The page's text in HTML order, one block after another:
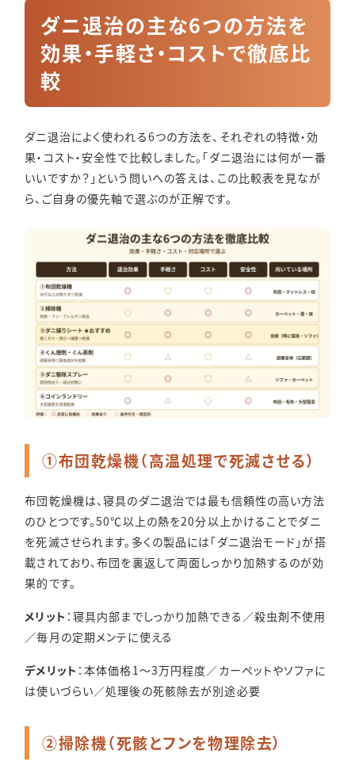
ダニ退治の主な6つの方法を
効果・手軽さ・コストで徹底比
較
ダニ退治によく使われる6つの方法を、それぞれの特徴・効
果・コスト・安全性で比較しました。「ダニ退治には何が一番
いいですか？」という問いへの答えは、この比較表を見なが
ら、ご自身の優先軸で選ぶのが正解です。
①布団乾燥機（高温処理で死滅させる）
布団乾燥機は、寝具のダニ退治では最も信頼性の高い方法
のひとつです。50℃以上の熱を20分以上かけることでダニ
を死滅させられます。多くの製品には「ダニ退治モード」が搭
載されており、布団を裏返して両面しっかり加熱するのが効
果的です。
メリット ：寝具内部までしっかり加熱できる／殺虫剤不使用
／毎月の定期メンテに使える
デメリット ：本体価格1〜3万円程度／カーペットやソファに
は使いづらい／処理後の死骸除去が別途必要
②掃除機（死骸とフンを物理除去）